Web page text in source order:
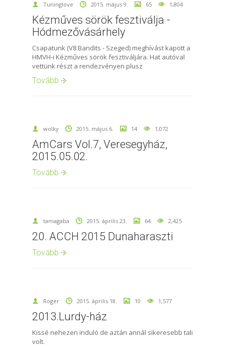
Tuninglove 2015. május 9. 65 1,804
Kézműves sörök fesztiválja -
Hódmezővásárhely
Csapatunk (V8 Bandits - Szeged) meghívást kapott a
HMVH-i Kézműves sörök fesztiváljára. Hat autóval
vettünk részt a rendezvényen plusz
Tovább
wolky 2015. május 6. 14 1,072
AmCars Vol.7, Veresegyház,
2015.05.02.
Tovább
tamagaba 2015. április 23. 64 2,425
20. ACCH 2015 Dunaharaszti
Tovább
Roger 2015. április 18. 10 1,577
2013.Lurdy-ház
Kissé nehezen induló de aztán annál sikeresebb tali
volt.